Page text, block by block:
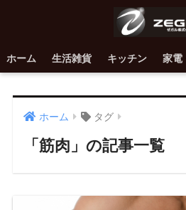
ホーム 生活雑貨 キッチン 家電
ホーム タグ
「筋肉」の記事一覧